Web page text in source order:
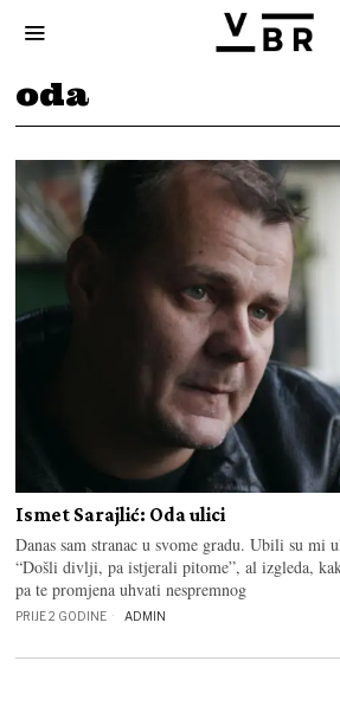
oda
Ismet Sarajlić: Oda ulici
Danas sam stranac u svome gradu. Ubili su mi
“Došli divlji, pa istjerali pitome”, al izgleda,
pa te promjena uhvati nespremnog
PRIJE 2 GODINE ADMIN